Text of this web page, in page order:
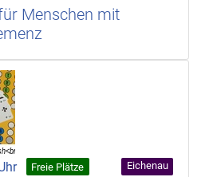
Menschen mit
Freie Plätze Eichenau